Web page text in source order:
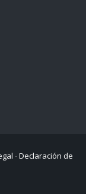
-Declaración de